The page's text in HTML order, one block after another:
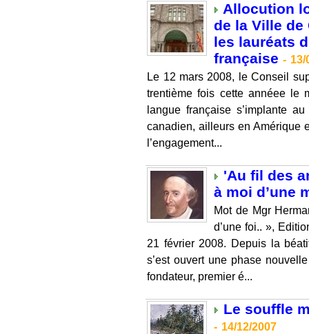
Allocution
de la Ville de
les lauréats
française - 13/
Le 12 mars 2008, le Conseil
trentième fois cette annéee le
langue française s’implante
canadien, ailleurs en Amérique
l’engagement...
'Au fil des
à moi d’une
Mot de Mgr
d’une foi.. »,
21 février 2008. Depuis la
s’est ouvert une phase
fondateur, premier é...
Le souffle
- 14/12/2007